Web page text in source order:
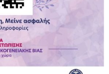
στο 199 ή στο 112